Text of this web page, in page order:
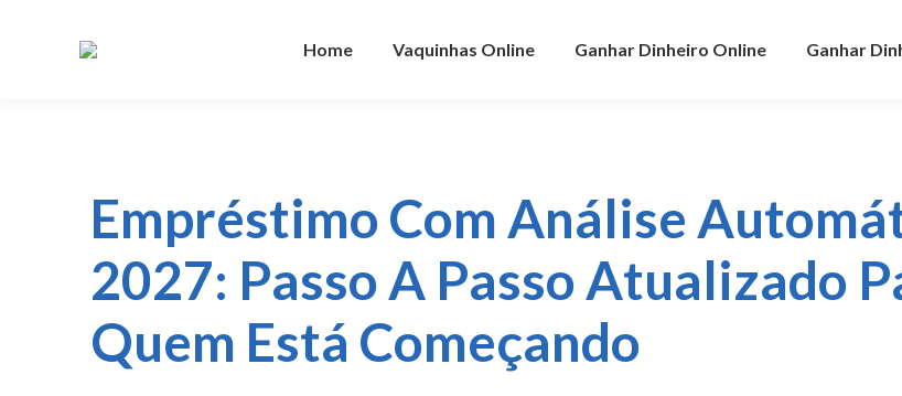
Home Vaquinhas Online Ganhar Dinheiro Online Ganhar
Empréstimo Com Análise
2027: Passo A Passo Atualizado
Quem Está Começando